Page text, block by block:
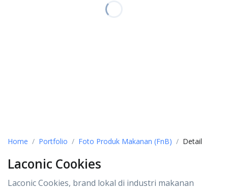
Home Portfolio Foto Produk Makanan (FnB) Detail
Laconic Cookies
Laconic Cookies, brand lokal di industri makanan